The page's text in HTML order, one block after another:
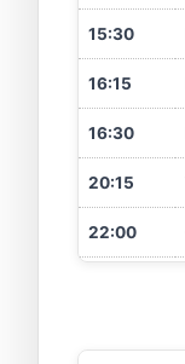
15:30
16:15
16:30
20:15
22:00